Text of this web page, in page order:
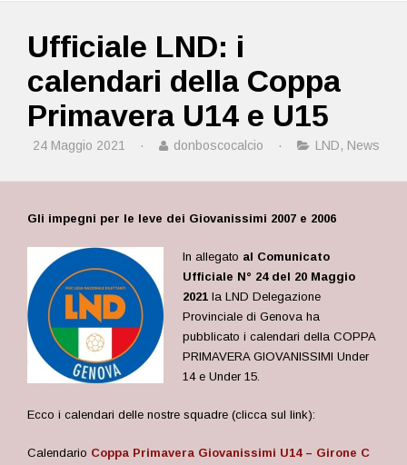
Ufficiale LND: i
calendari della Coppa
Primavera U14 e U15
24 Maggio 2021 · donboscocalcio · LND, News
Gli impegni per le leve dei Giovanissimi 2007 e 2006
In allegato al Comunicato
Ufficiale N° 24 del 20 Maggio
2021 la LND Delegazione
Provinciale di Genova ha
pubblicato i calendari della COPPA
PRIMAVERA GIOVANISSIMI Under
14 e Under 15.
Ecco i calendari delle nostre squadre (clicca sul link):
Calendario Coppa Primavera Giovanissimi U14 – Girone C